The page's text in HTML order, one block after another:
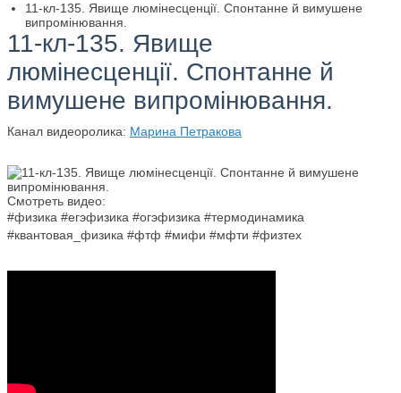
11-кл-135. Явище люмінесценції. Спонтанне й вимушене
випромінювання.
11-кл-135. Явище
люмінесценції. Спонтанне й
вимушене випромінювання.
Канал видеоролика: Марина Петракова
Смотреть видео:
#физика #егэфизика #огэфизика #термодинамика
#квантовая_физика #фтф #мифи #мфти #физтех